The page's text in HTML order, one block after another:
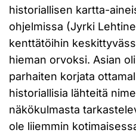
historiallisen kartta-
ohjelmissa (Jyrki
kenttätöihin
hieman orvoksi. Asian
parhaiten korjata
historiallisia lähteitä
näkökulmasta
ole liiemmin